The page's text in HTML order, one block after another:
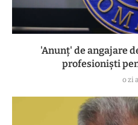
'Anunț' de angajare
profesioniști
o zi